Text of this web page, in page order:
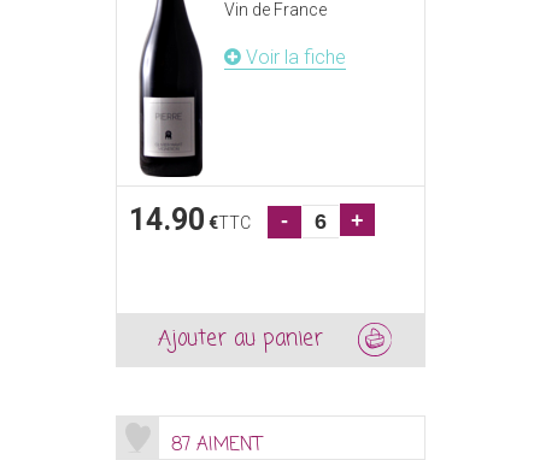
Vin de France
Voir la fiche
14.90 €TTC - +
Ajouter au panier
87 AIMENT